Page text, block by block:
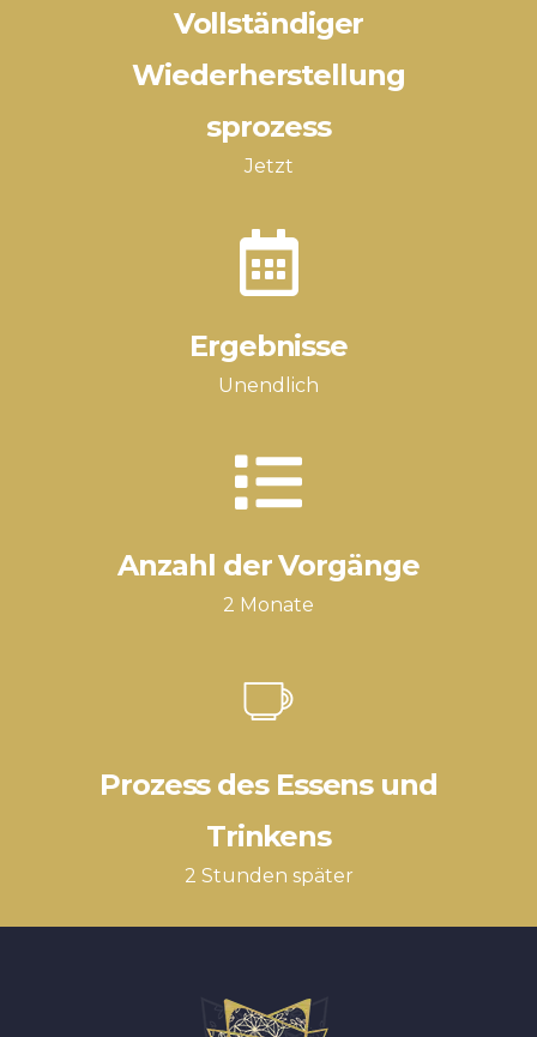
Vollständiger
Wiederherstellung
sprozess
Jetzt
Ergebnisse
Unendlich
Anzahl der Vorgänge
2 Monate
Prozess des Essens und
Trinkens
2 Stunden später